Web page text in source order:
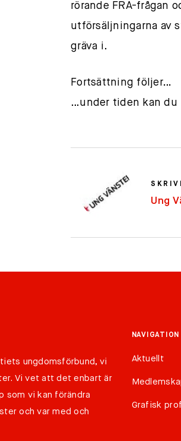
rörande FRA-frågan
utförsäljningarna av
gräva i.
Fortsättning följer…
…under tiden kan du
Ung
ungdomsförbund, vi
Vi vet att det enbart är
som vi kan förändra
och var med och
NAVIGATION
Aktuellt
Grafisk